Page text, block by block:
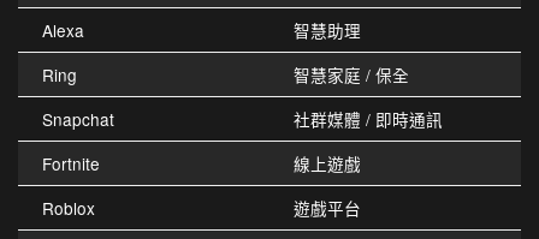
Alexa
智慧助理
Ring
智慧家庭 / 保全
Snapchat
社群媒體 / 即時通訊
Fortnite
線上遊戲
Roblox
遊戲平台